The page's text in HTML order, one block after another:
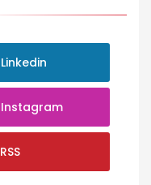
Linkedin
Instagram
RSS